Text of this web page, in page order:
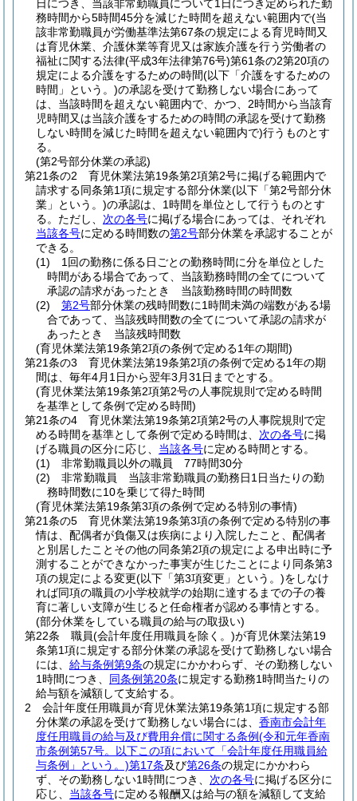
日につき、当該非常勤職員について1日につき定められた勤
務時間から5時間45分を減じた時間を超えない範囲内で(当
該非常勤職員が労働基準法第67条の規定による育児時間又
は育児休業、介護休業等育児又は家族介護を行う労働者の
福祉に関する法律(平成3年法律第76号)第61条の2第20項の
規定による介護をするための時間(以下「介護をするための
時間」という。)の承認を受けて勤務しない場合にあって
は、当該時間を超えない範囲内で、かつ、2時間から当該育
児時間又は当該介護をするための時間の承認を受けて勤務
しない時間を減じた時間を超えない範囲内で)行うものとす
る。
(第2号部分休業の承認)
第21条の2
育児休業法第19条第2項第2号に掲げる範囲内で
請求する同条第1項に規定する部分休業(以下「第2号部分休
業」という。)の承認は、1時間を単位として行うものとす
る。 ただし、 次の各号に掲げる場合にあっては、それぞれ
当該各号に定める時間数の第2号部分休業を承認することが
できる。
(1)
1回の勤務に係る日ごとの勤務時間に分を単位とした
時間がある場合であって、当該勤務時間の全てについて
承認の請求があったとき 当該勤務時間の時間数
(2)
第2号部分休業の残時間数に1時間未満の端数がある場
合であって、当該残時間数の全てについて承認の請求が
あったとき 当該残時間数
(育児休業法第19条第2項の条例で定める1年の期間)
第21条の3
育児休業法第19条第2項の条例で定める1年の期
間は、毎年4月1日から翌年3月31日までとする。
(育児休業法第19条第2項第2号の人事院規則で定める時間
を基準として条例で定める時間)
第21条の4
育児休業法第19条第2項第2号の人事院規則で定
める時間を基準として条例で定める時間は、 次の各号に掲
げる職員の区分に応じ、 当該各号に定める時間とする。
(1)
非常勤職員以外の職員 77時間30分
(2)
非常勤職員 当該非常勤職員の勤務日1日当たりの勤
務時間数に10を乗じて得た時間
(育児休業法第19条第3項の条例で定める特別の事情)
第21条の5
育児休業法第19条第3項の条例で定める特別の事
情は、配偶者が負傷又は疾病により入院したこと、配偶者
と別居したことその他の同条第2項の規定による申出時に予
測することができなかった事実が生じたことにより同条第3
項の規定による変更(以下「第3項変更」という。)をしなけ
れば同項の職員の小学校就学の始期に達するまでの子の養
育に著しい支障が生じると任命権者が認める事情とする。
(部分休業をしている職員の給与の取扱い)
第22条
職員(会計年度任用職員を除く。)が育児休業法第19
条第1項に規定する部分休業の承認を受けて勤務しない場合
には、 給与条例第9条の規定にかかわらず、その勤務しない
1時間につき、 同条例第20条に規定する勤務1時間当たりの
給与額を減額して支給する。
2
会計年度任用職員が育児休業法第19条第1項に規定する部
分休業の承認を受けて勤務しない場合には、 香南市会計年
度任用職員の給与及び費用弁償に関する条例(令和元年香南
市条例第57号。以下この項において「会計年度任用職員給
与条例」という。)第17条及び第26条の規定にかかわら
ず、その勤務しない1時間につき、 次の各号に掲げる区分に
応じ、 当該各号に定める報酬又は給与の額を減額して支給